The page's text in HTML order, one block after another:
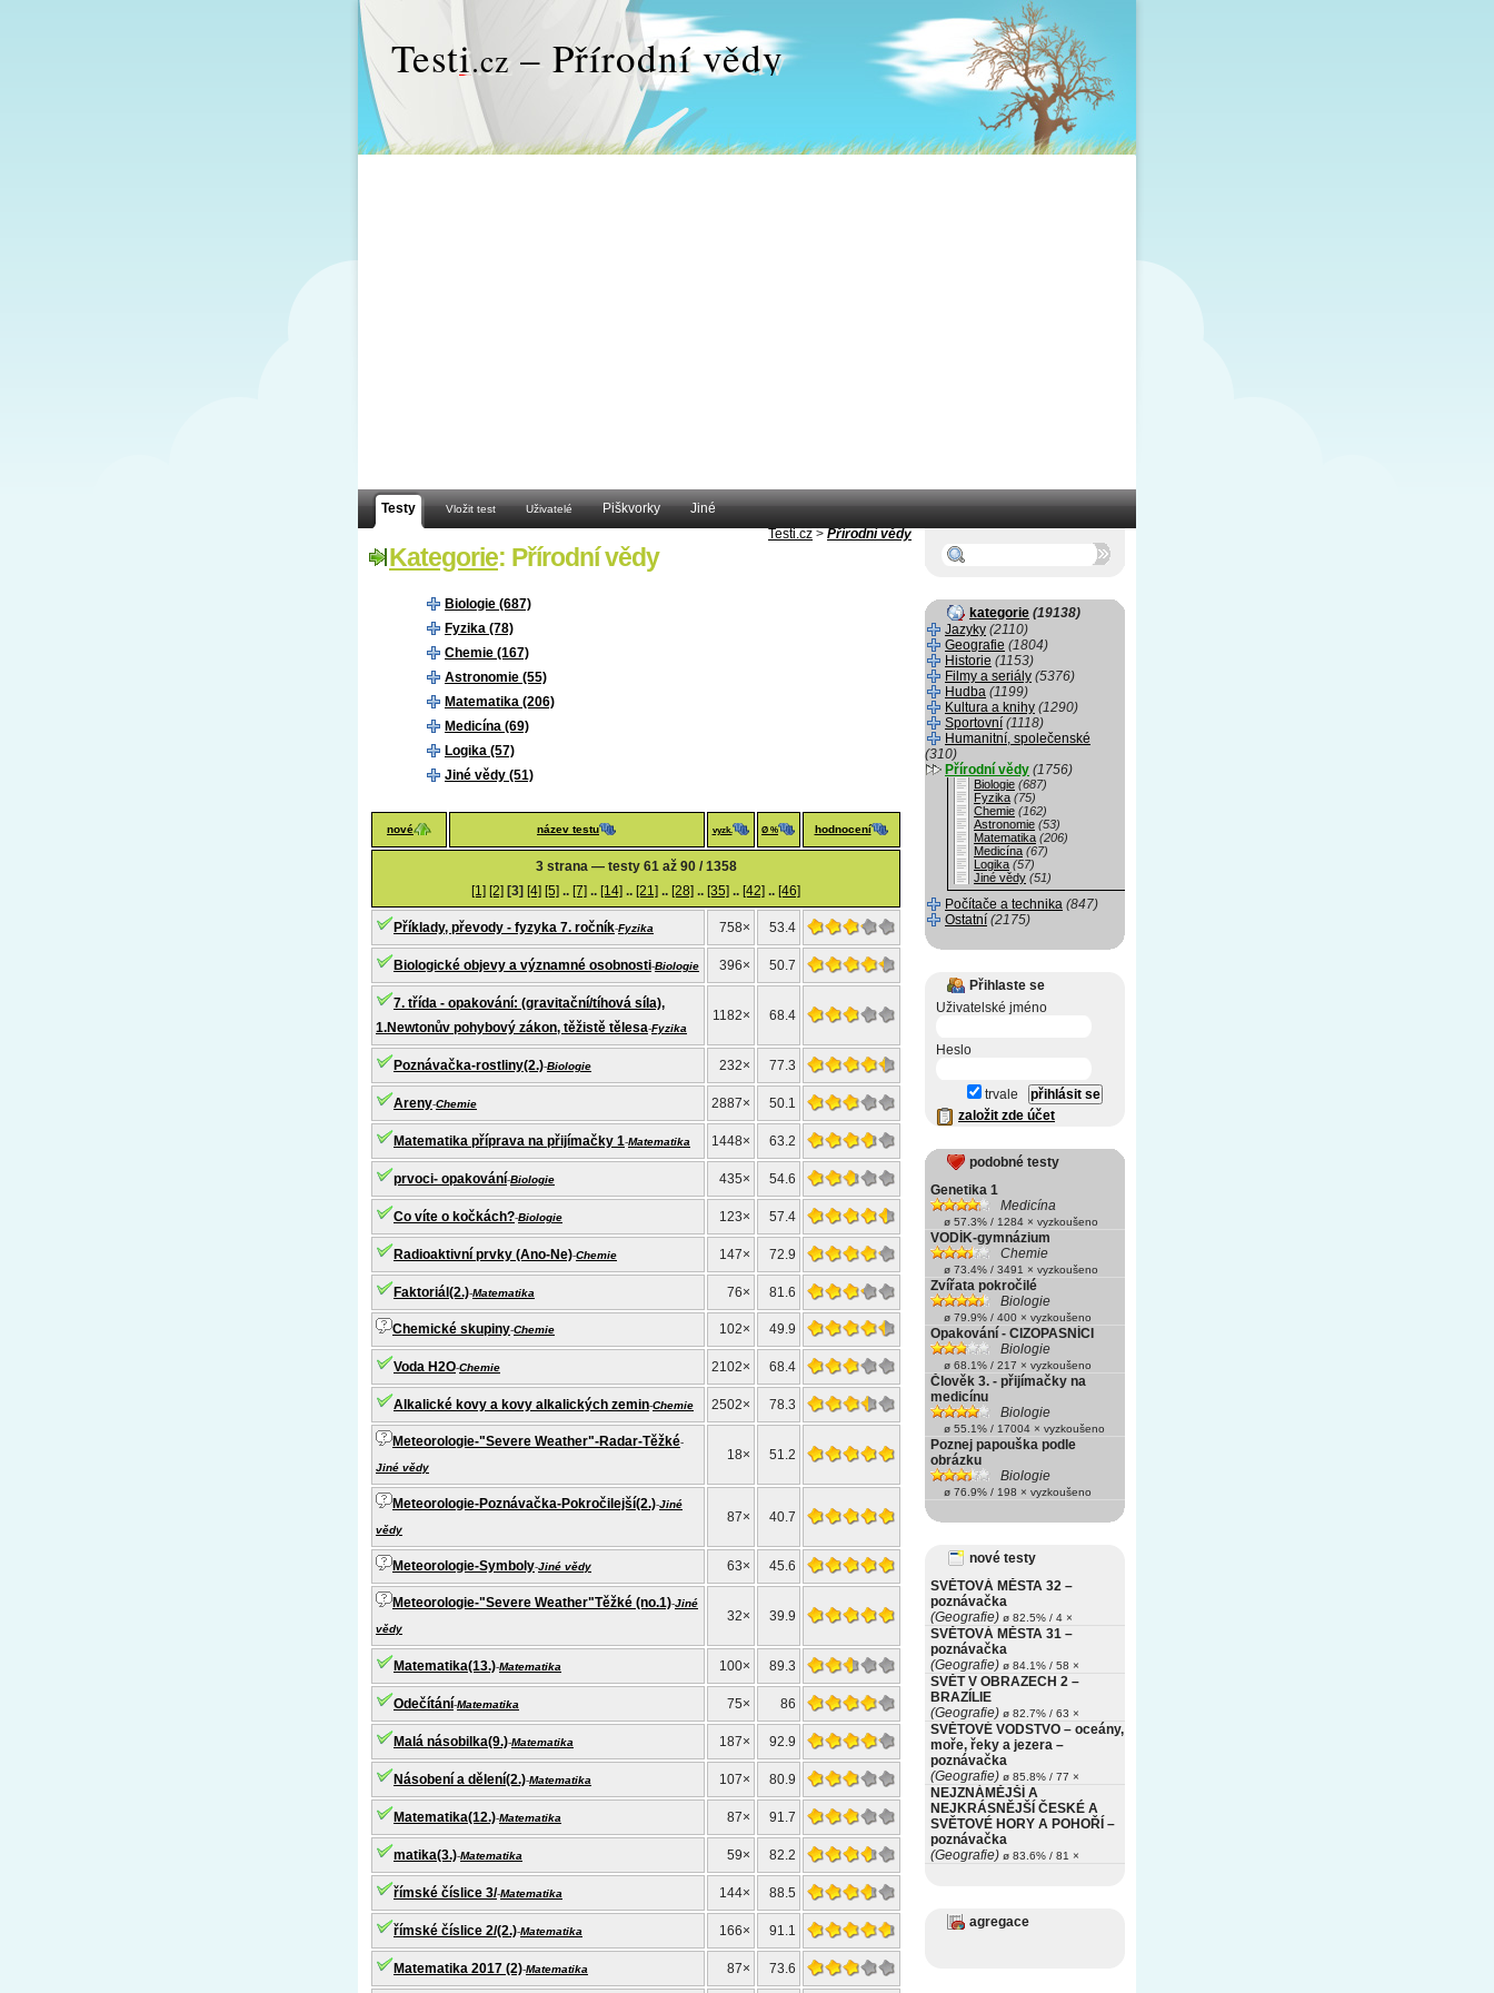
Testi.cz – Přírodní vědy
Testy Vložit test Uživatelé Piškvorky
Jiné
Testi.cz > Přírodní vědy
Kategorie: Přírodní vědy
Biologie (687)
Fyzika (78)
Chemie (167)
Astronomie (55)
Matematika (206)
Medicína (69)
Logika (57)
Jiné vědy (51)
nové název testu vyzk. Ø % hodnocení
3 strana — testy 61 až 90 / 1358
[1] [2] [3] [4] [5] .. [7] .. [14] .. [21] .. [28] .. [35] .. [42] .. [46]
Příklady, převody - fyzyka 7. ročník-Fyzika 758× 53.4
Biologické objevy a významné osobnosti-Biologie 396× 50.7
7. třída - opakování: (gravitační/tíhová síla),
1.Newtonův pohybový zákon, těžistě tělesa-Fyzika
1182× 68.4
Poznávačka-rostliny(2.)-Biologie 232× 77.3
Areny-Chemie 2887× 50.1
Matematika příprava na přijímačky 1-Matematika 1448× 63.2
prvoci- opakování-Biologie 435× 54.6
Co víte o kočkách?-Biologie 123× 57.4
Radioaktivní prvky (Ano-Ne)-Chemie 147× 72.9
Faktoriál(2.)-Matematika 76× 81.6
Chemické skupiny-Chemie 102× 49.9
Voda H2O-Chemie 2102× 68.4
Alkalické kovy a kovy alkalických zemin-Chemie 2502× 78.3
Meteorologie-"Severe Weather"-Radar-Těžké-
Jiné vědy
18× 51.2
Meteorologie-Poznávačka-Pokročilejší(2.)-Jiné
vědy
87× 40.7
Meteorologie-Symboly-Jiné vědy 63× 45.6
Meteorologie-"Severe Weather"Těžké (no.1)-Jiné
vědy
32× 39.9
Matematika(13.)-Matematika 100× 89.3
Odečítání-Matematika 75× 86
Malá násobilka(9.)-Matematika 187× 92.9
Násobení a dělení(2.)-Matematika 107× 80.9
Matematika(12.)-Matematika 87× 91.7
matika(3.)-Matematika 59× 82.2
římské číslice 3/-Matematika 144× 88.5
římské číslice 2/(2.)-Matematika 166× 91.1
Matematika 2017 (2)-Matematika 87× 73.6
kategorie (19138)
Jazyky (2110)
Geografie (1804)
Historie (1153)
Filmy a seriály (5376)
Hudba (1199)
Kultura a knihy (1290)
Sportovní (1118)
Humanitní, společenské
(310)
Přírodní vědy (1756)
Biologie (687)
Fyzika (75)
Chemie (162)
Astronomie (53)
Matematika (206)
Medicína (67)
Logika (57)
Jiné vědy (51)
Počítače a technika (847)
Ostatní (2175)
Přihlaste se
Uživatelské jméno
Heslo
trvale
založit zde účet
podobné testy
Genetika 1
Medicína
ø 57.3% / 1284 × vyzkoušeno
VODÍK-gymnázium
Chemie
ø 73.4% / 3491 × vyzkoušeno
Zvířata pokročilé
Biologie
ø 79.9% / 400 × vyzkoušeno
Opakování - CIZOPASNÍCI
Biologie
ø 68.1% / 217 × vyzkoušeno
Člověk 3. - přijímačky na
medicínu
Biologie
ø 55.1% / 17004 × vyzkoušeno
Poznej papouška podle
obrázku
Biologie
ø 76.9% / 198 × vyzkoušeno
nové testy
SVĚTOVÁ MĚSTA 32 –
poznávačka
(Geografie) ø 82.5% / 4 ×
SVĚTOVÁ MĚSTA 31 –
poznávačka
(Geografie) ø 84.1% / 58 ×
SVĚT V OBRAZECH 2 –
BRAZÍLIE
(Geografie) ø 82.7% / 63 ×
SVĚTOVÉ VODSTVO – oceány,
moře, řeky a jezera –
poznávačka
(Geografie) ø 85.8% / 77 ×
NEJZNÁMĚJŠÍ A
NEJKRÁSNĚJŠÍ ČESKÉ A
SVĚTOVÉ HORY A POHOŘÍ –
poznávačka
(Geografie) ø 83.6% / 81 ×
agregace